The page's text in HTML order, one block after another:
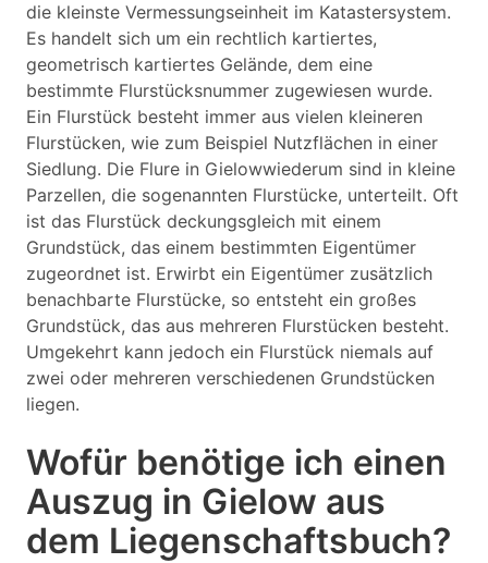
die kleinste Vermessungseinheit im Katastersystem.
Es handelt sich um ein rechtlich kartiertes,
geometrisch kartiertes Gelände, dem eine
bestimmte Flurstücksnummer zugewiesen wurde.
Ein Flurstück besteht immer aus vielen kleineren
Flurstücken, wie zum Beispiel Nutzflächen in einer
Siedlung. Die Flure in Gielowwiederum sind in kleine
Parzellen, die sogenannten Flurstücke, unterteilt. Oft
ist das Flurstück deckungsgleich mit einem
Grundstück, das einem bestimmten Eigentümer
zugeordnet ist. Erwirbt ein Eigentümer zusätzlich
benachbarte Flurstücke, so entsteht ein großes
Grundstück, das aus mehreren Flurstücken besteht.
Umgekehrt kann jedoch ein Flurstück niemals auf
zwei oder mehreren verschiedenen Grundstücken
liegen.
Wofür benötige ich einen
Auszug in Gielow aus
dem Liegenschaftsbuch?